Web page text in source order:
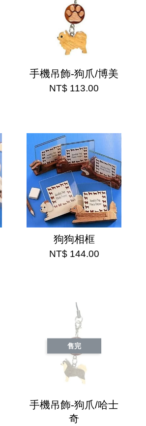
手機吊飾-狗爪/博美
NT$ 113.00
狗狗相框
NT$ 144.00
售完
手機吊飾-狗爪/哈士
奇